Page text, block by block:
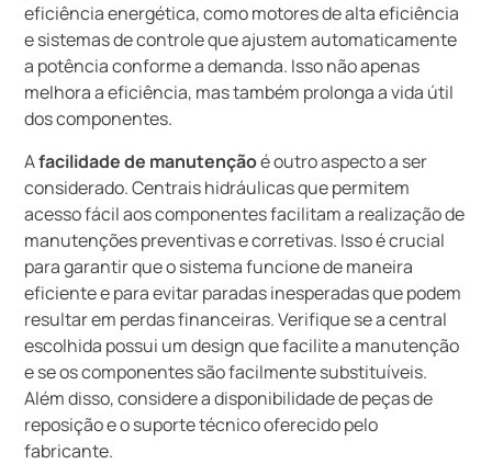
eficiência energética, como motores de alta eficiência
e sistemas de controle que ajustem automaticamente
a potência conforme a demanda. Isso não apenas
melhora a eficiência, mas também prolonga a vida útil
dos componentes.
Afacilidade de manutençãoé outro aspecto a ser
considerado. Centrais hidráulicas que permitem
acesso fácil aos componentes facilitam a realização de
manutenções preventivas e corretivas. Isso é crucial
para garantir que o sistema funcione de maneira
eficiente e para evitar paradas inesperadas que podem
resultar em perdas financeiras. Verifique se a central
escolhida possui um design que facilite a manutenção
e se os componentes são facilmente substituíveis.
Além disso, considere a disponibilidade de peças de
reposição e o suporte técnico oferecido pelo
fabricante.